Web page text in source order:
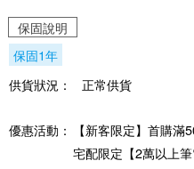
保固說明
保固1年
供貨狀況：
正常供貨
優惠活動：
【新客限定】首購
宅配限定【2萬以上